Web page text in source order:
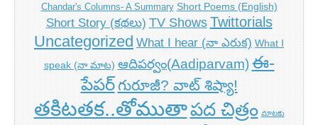
Chandar's Columns- A Summary Short Poems (English)
Short Story (కథలు) TV Shows Twittorials
Uncategorized What I hear (నా ఎరుక) What I
speak (నా మాట) ఆదిపర్వం(Aadiparvam) ఈ-
పేపర్గురూజీ? వాట్ శిష్యా!
తకిటతక..తోముతాపద చిత్రం మాటకు